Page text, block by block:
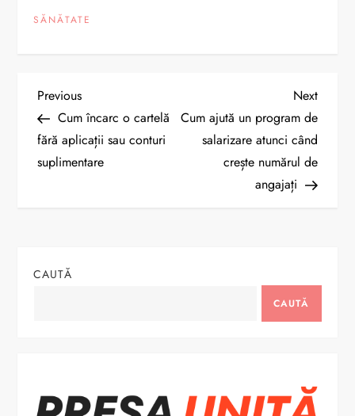
SĂNĂTATE
N
a
v
a
î
Previous
Post
Previous
Cum încarc o cartelă
fără aplicații sau conturi
suplimentare
Next
Post
Next
Cum ajută un program de
salarizare atunci când
crește numărul de
angajați
CAUTĂ
CAUTĂ